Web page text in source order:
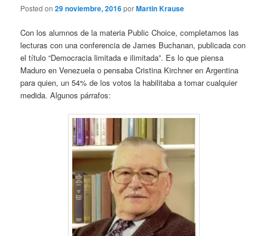
Posted on29 noviembre, 2016porMartin Krause
Con los alumnos de la materia Public Choice, completamos las
lecturas con una conferencia de James Buchanan, publicada con
el título “Democracia limitada e ilimitada”. Es lo que piensa
Maduro en Venezuela o pensaba Cristina Kirchner en Argentina
para quien, un 54% de los votos la habilitaba a tomar cualquier
medida. Algunos párrafos: